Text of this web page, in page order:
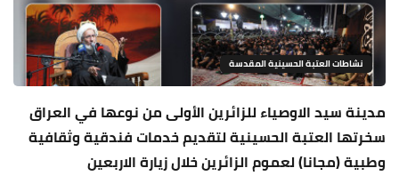
نشاطات العتبة الحسينية المقدسة
مدينة سيد الاوصياء للزائرين الأولى من نوعها في العراق
سخرتها العتبة الحسينية لتقديم خدمات فندقية وثقافية
وطبية (مجانا) لعموم الزائرين خلال زيارة الاربعين